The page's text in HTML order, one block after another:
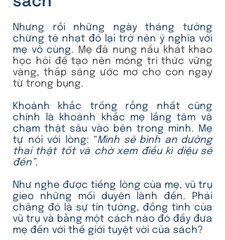
Nhưng rồi những ngày tháng tưởng
chừng tẻ nhạt đó lại trở nên ý nghĩa với
mẹ vô cùng.
Mẹ đã nung nấu khát khao
học hỏi để tạo nên móng tri thức vững
vàng, thắp sáng ước mơ cho con ngay
từ trong bụng.
Khoảnh khắc trống rỗng nhất cũng
chính là khoảnh khắc mẹ lắng tâm và
chạm thật sâu vào bên trong mình. Mẹ
tự nói với lòng: “Mình sẽ bình an dưỡng
thai thật tốt và chờ xem điều kì diệu sẽ
đến”.
Như nghe được tiếng lòng của mẹ, vũ trụ
gieo những mối duyên lành đến. Phải
chăng đó là sự tin tưởng, đồng tình của
vũ trụ và bằng một cách nào đó đẩy đưa
mẹ đến với thế giới tuyệt vời của sách?